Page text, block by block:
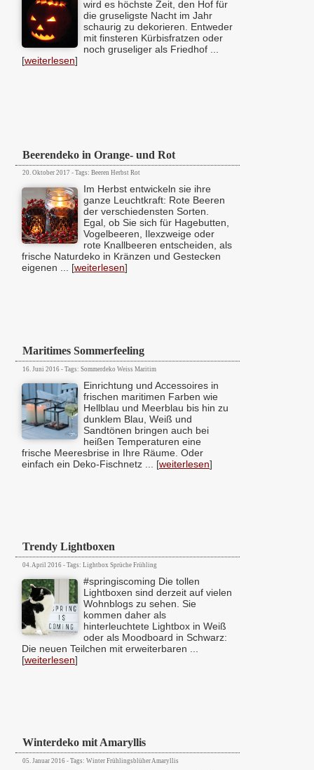
wird es höchste Zeit, den Hof für
die gruseligste Nacht im Jahr
schaurig zu dekorieren. Entweder
mit finsteren Kürbisfratzen oder
noch gruseliger als Friedhof ...
[weiterlesen]
Beerendeko in Orange- und Rot
20. Oktober 2017 - Tags: Beeren Herbst Rot
Im Herbst entwickeln sie ihre
ganze Leuchtkraft: Rote Beeren
der verschiedensten Sorten.
Egal, ob Sie sich für Hagebutten,
Vogelbeeren, Ilexzweige oder
rote Knallbeeren entscheiden, als
frische Naturdeko in Kränzen und Gestecken
eigenen ... [weiterlesen]
Maritimes Sommerfeeling
16. Juni 2016 - Tags: Sommerdeko Weiss Maritim
Einrichtung und Accessoires in
frischen maritimen Farben wie
Hellblau und Meerblau bis hin zu
dunklem Blau, Weiß und
Sandtönen bringen auch bei
heißen Temperaturen eine
frische Meeresbrise in Ihre Räume. Oder
einfach ein Deko-Fischnetz ... [weiterlesen]
Trendy Lightboxen
04. April 2016 - Tags: Lightbox Sprüche Frühling
#springiscoming Die tollen
Lightboxen sind derzeit auf vielen
Wohnblogs zu sehen. Sie
kommen daher als
hinterleuchtete Lightbox in Weiß
oder als Moodboard in Schwarz:
Die neuen Teilchen mit erweiterbaren ...
[weiterlesen]
Winterdeko mit Amaryllis
05. Januar 2016 - Tags: Winter Frühlingsblüher Amaryllis